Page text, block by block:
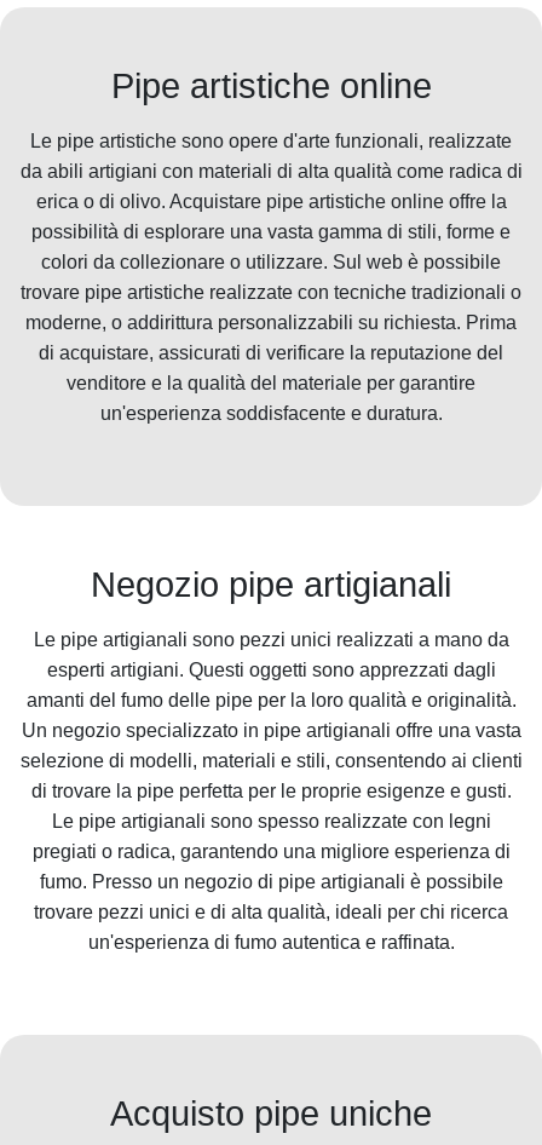
Pipe artistiche online
Le pipe artistiche sono opere d'arte funzionali, realizzate
da abili artigiani con materiali di alta qualità come radica di
erica o di olivo. Acquistare pipe artistiche online offre la
possibilità di esplorare una vasta gamma di stili, forme e
colori da collezionare o utilizzare. Sul web è possibile
trovare pipe artistiche realizzate con tecniche tradizionali o
moderne, o addirittura personalizzabili su richiesta. Prima
di acquistare, assicurati di verificare la reputazione del
venditore e la qualità del materiale per garantire
un'esperienza soddisfacente e duratura.
Negozio pipe artigianali
Le pipe artigianali sono pezzi unici realizzati a mano da
esperti artigiani. Questi oggetti sono apprezzati dagli
amanti del fumo delle pipe per la loro qualità e originalità.
Un negozio specializzato in pipe artigianali offre una vasta
selezione di modelli, materiali e stili, consentendo ai clienti
di trovare la pipe perfetta per le proprie esigenze e gusti.
Le pipe artigianali sono spesso realizzate con legni
pregiati o radica, garantendo una migliore esperienza di
fumo. Presso un negozio di pipe artigianali è possibile
trovare pezzi unici e di alta qualità, ideali per chi ricerca
un'esperienza di fumo autentica e raffinata.
Acquisto pipe uniche